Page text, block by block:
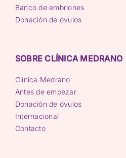
Banco de embriones
Donación de óvulos
SOBRE CLÍNICA MEDRANO
Clínica Medrano
Antes de empezar
Donación de óvulos
Internacional
Contacto